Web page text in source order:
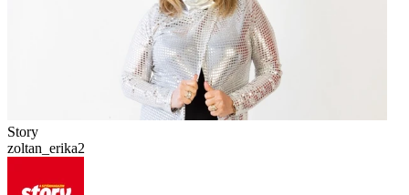
Story
zoltan_erika2